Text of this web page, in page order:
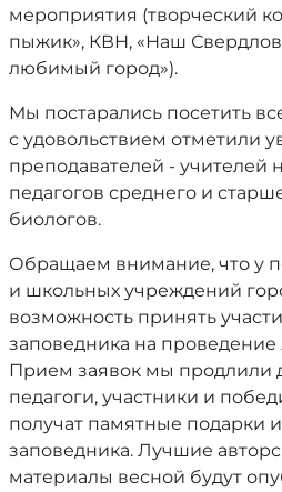
мероприятия (творческий
пыжик», КВН, «Наш
любимый город»).
Мы постарались посетить
с удовольствием отметили
преподавателей - учителей
педагогов среднего и
биологов.
Обращаем внимание, что у
и школьных учреждений
возможность принять
заповедника на проведение
Прием заявок мы продлили
педагоги, участники и
получат памятные подарки
заповедника. Лучшие
материалы весной будут